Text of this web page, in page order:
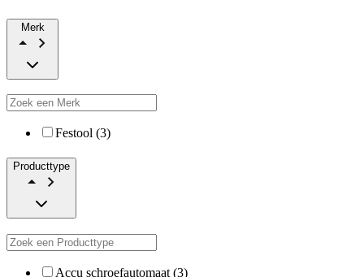
Merk
Festool (3)
Producttype
Accu schroefautomaat (3)